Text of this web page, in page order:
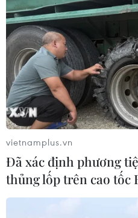
vietnamplus.vn
Đã xác định phương
thủng lốp trên cao tốc